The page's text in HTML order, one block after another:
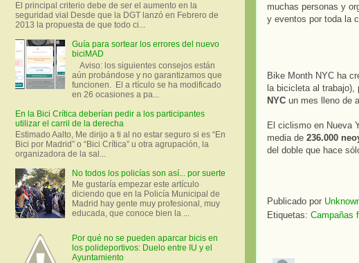
muchas personas y
y eventos por toda la
Bike Month NYC ha
la bicicleta al trabajo),
NYC un mes lleno de
El ciclismo en Nueva
media de 236.000
del doble que hace
Publicado por
Etiquetas: Campañas
El principal criterio debe de ser el aumento en la
seguridad vial Desde que la DGT lanzó en Febrero de
2013 la propuesta de que todo ci...
Guía para sortear los errores del nuevo
biciMAD
Aviso: los siguientes consejos están
aún probándose y no garantizamos que
funcionen. El a rtículo se ha modificado
en 26 ocasiones a pa...
En la Bici Crítica deberían pedir a los participantes
utilizar el carril de la derecha
Estimado Aalto, Me dirijo a ti al no estar seguro si es “En
Bici por Madrid” o “Bici Crítica” u otra agrupación, la
organizadora de la sal...
No todos los policías son así... por suerte
Me gustaría empezar este artículo
diciendo que en la Policía Municipal de
Madrid hay gente muy profesional, muy
educada, que conoce bien la ...
Por qué no se pueden aparcar bicis en
los polideportivos: Duelo entre IU y el
Ayuntamiento